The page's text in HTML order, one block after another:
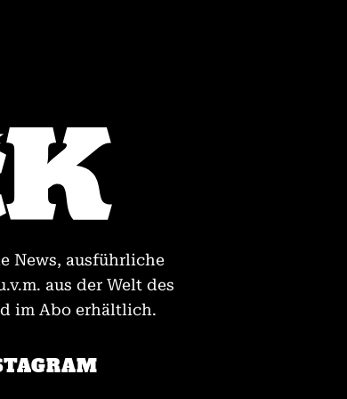
News, ausführliche
aus der Welt des
im Abo erhältlich.